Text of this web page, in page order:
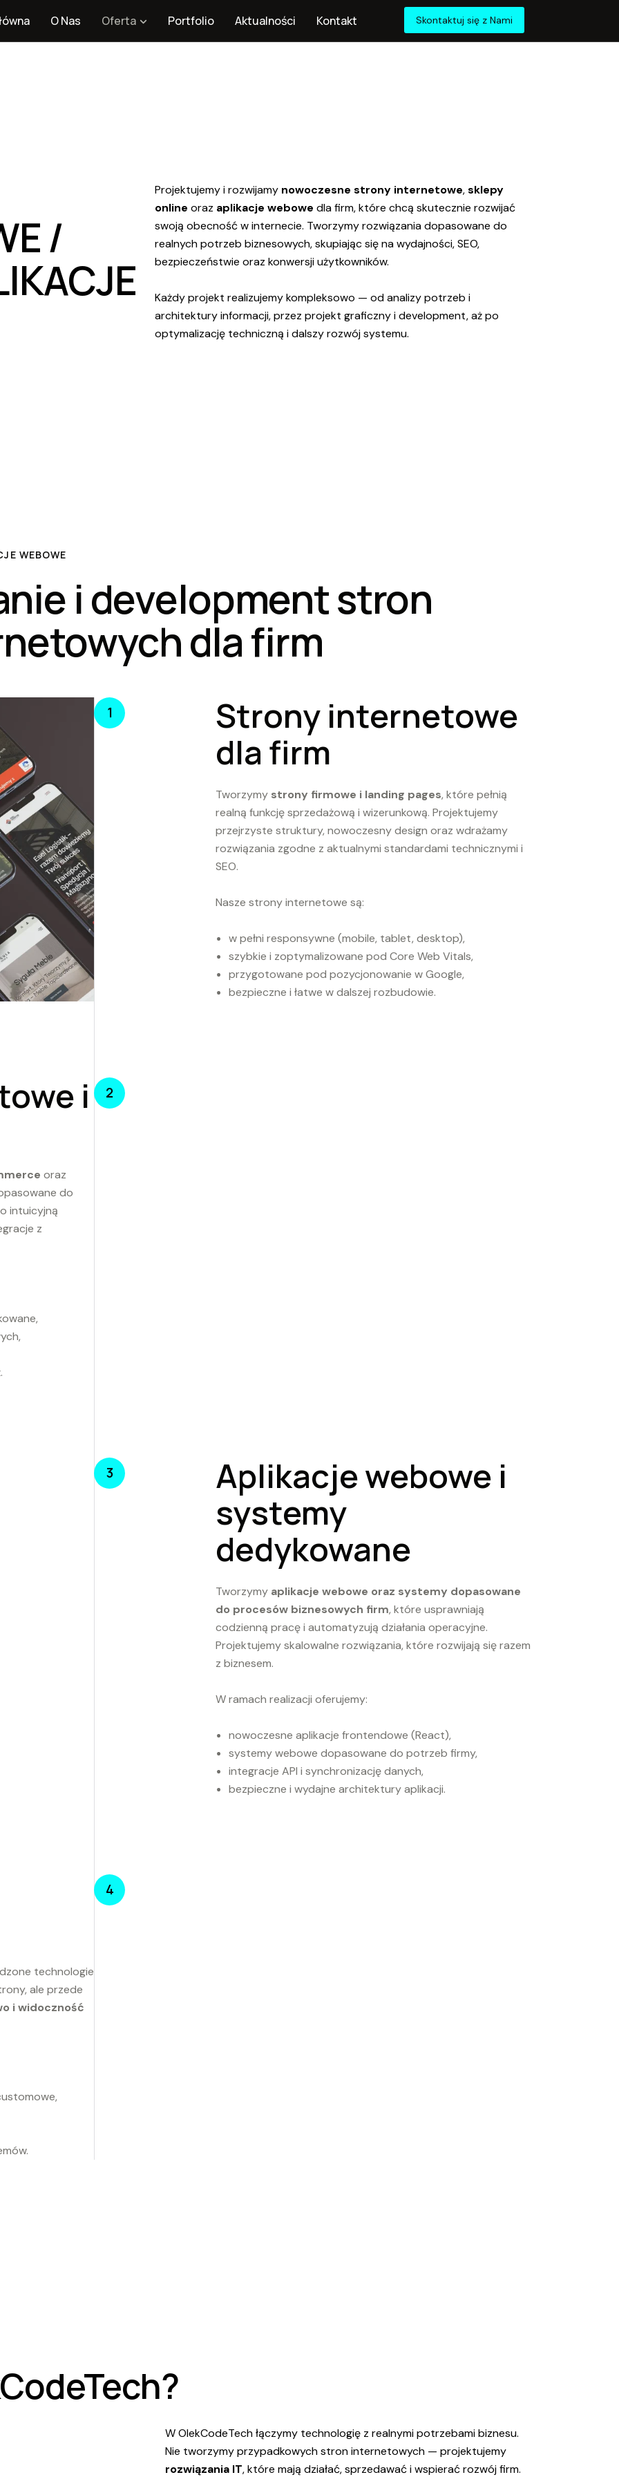
O Nas Oferta Portfolio Aktualności Kontakt Skontaktuj się z Nami
/
Projektujemy i rozwijamy nowoczesne strony internetowe,sklepy
online oraz aplikacje webowe dla firm, które chcą skutecznie rozwijać
swoją obecność w internecie. Tworzymy rozwiązania dopasowane do
realnych potrzeb biznesowych, skupiając się na wydajności, SEO,
bezpieczeństwie oraz konwersji użytkowników.
Każdy projekt realizujemy kompleksowo — od analizy potrzeb i
architektury informacji, przez projekt graficzny i development, aż po
optymalizację techniczną i dalszy rozwój systemu.
WEBOWE
i development stron
dla firm
1
Strony internetowe
dla firm
Tworzymy strony firmowe i landing pages, które pełnią
realną funkcję sprzedażową i wizerunkową. Projektujemy
przejrzyste struktury, nowoczesny design oraz wdrażamy
rozwiązania zgodne z aktualnymi standardami technicznymi i
SEO.
Nasze strony internetowe są:
w pełni responsywne (mobile, tablet, desktop),
szybkie i zoptymalizowane pod Core Web Vitals,
przygotowane pod pozycjonowanie w Google,
bezpieczne i łatwe w dalszej rozbudowie.
i
oraz
do
intuicyjną
z
2
3
Aplikacje webowe i
systemy
dedykowane
Tworzymy aplikacje webowe oraz systemy dopasowane
do procesów biznesowych firm, które usprawniają
codzienną pracę i automatyzują działania operacyjne.
Projektujemy skalowalne rozwiązania, które rozwijają się razem
z biznesem.
W ramach realizacji oferujemy:
nowoczesne aplikacje frontendowe (React),
systemy webowe dopasowane do potrzeb firmy,
integracje API i synchronizację danych,
bezpieczne i wydajne architektury aplikacji.
technologie
ale przede
i widoczność
4
W OlekCodeTech łączymy technologię z realnymi potrzebami biznesu.
Nie tworzymy przypadkowych stron internetowych — projektujemy
rozwiązania IT, które mają działać, sprzedawać i wspierać rozwój firm.